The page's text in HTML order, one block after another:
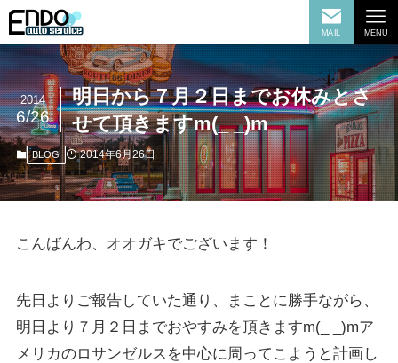
MAIL MENU
明日から７月２日までお休みとさ
せて頂きますm(_ _)m
2014
6/26
BLOG 2014年6月26日
こんばんわ、オオガキでございます！
先日よりご報告していた通り、まことに勝手ながら、
明日より７月２日までおやすみを頂きますm(_ _)mア
メリカのロサンゼルスを中心に周ってこようと計画し